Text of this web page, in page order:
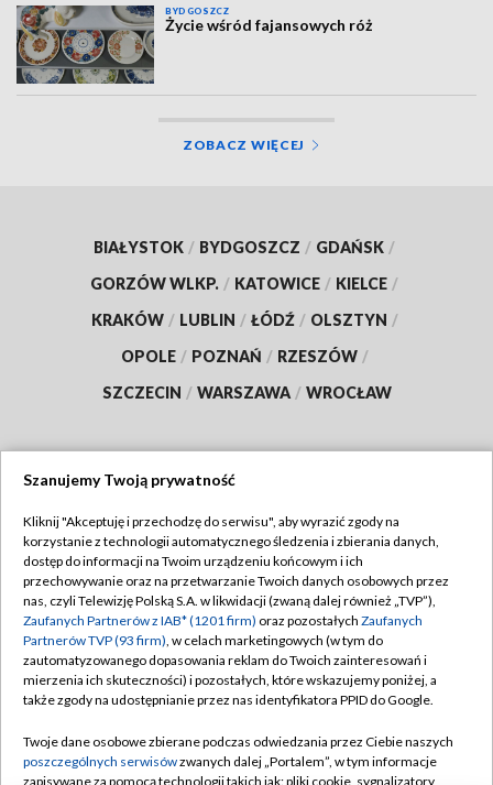
BYDGOSZCZ
Życie wśród fajansowych róż
ZOBACZ WIĘCEJ
BIAŁYSTOK / BYDGOSZCZ / GDAŃSK /
GORZÓW WLKP. / KATOWICE / KIELCE /
KRAKÓW / LUBLIN / ŁÓDŹ / OLSZTYN /
OPOLE / POZNAŃ / RZESZÓW /
SZCZECIN / WARSZAWA / WROCŁAW
TVP
Abonament TVP
Emisja w TVP
Centrum informacji TVP
Naziemna Telewizja Cyfrowa
Rada Programowa
Regulamin TVP
Polityka prywatności
Moje zgody
Pomoc
Kontakt
Szanujemy Twoją prywatność
Kliknij "Akceptuję i przechodzę do serwisu", aby wyrazić zgody na
korzystanie z technologii automatycznego śledzenia i zbierania danych,
dostęp do informacji na Twoim urządzeniu końcowym i ich
przechowywanie oraz na przetwarzanie Twoich danych osobowych przez
nas, czyli Telewizję Polską S.A. w likwidacji (zwaną dalej również „TVP”),
Zaufanych Partnerów z IAB* (1201 firm) oraz pozostałych Zaufanych
Partnerów TVP (93 firm), w celach marketingowych (w tym do
zautomatyzowanego dopasowania reklam do Twoich zainteresowań i
mierzenia ich skuteczności) i pozostałych, które wskazujemy poniżej, a
także zgody na udostępnianie przez nas identyfikatora PPID do Google.
Twoje dane osobowe zbierane podczas odwiedzania przez Ciebie naszych
poszczególnych serwisówzwanych dalej „Portalem”, w tym informacje
zapisywane za pomocą technologii takich jak: pliki cookie, sygnalizatory